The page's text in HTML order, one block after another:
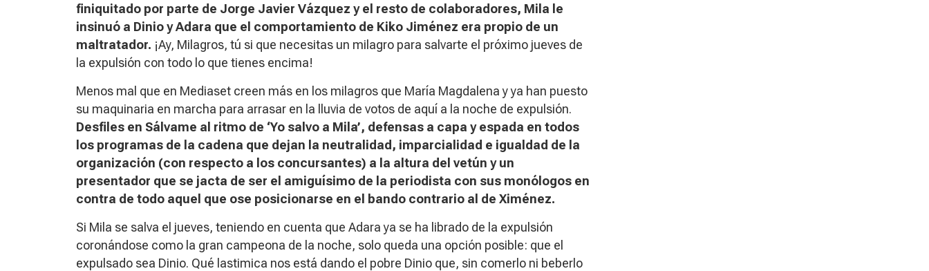
finiquitado por parte de Jorge Javier Vázquez y el resto de colaboradores, Mila le
insinuó a Dinio y Adara que el comportamiento de Kiko Jiménez era propio de un
maltratador. ¡Ay, Milagros, tú si que necesitas un milagro para salvarte el próximo jueves de
la expulsión con todo lo que tienes encima!
Menos mal que en Mediaset creen más en los milagros que María Magdalena y ya han puesto
su maquinaria en marcha para arrasar en la lluvia de votos de aquí a la noche de expulsión.
Desfiles en Sálvame al ritmo de ‘Yo salvo a Mila’, defensas a capa y espada en todos
los programas de la cadena que dejan la neutralidad, imparcialidad e igualdad de la
organización (con respecto a los concursantes) a la altura del vetún y un
presentador que se jacta de ser el amiguísimo de la periodista con sus monólogos en
contra de todo aquel que ose posicionarse en el bando contrario al de Ximénez.
Si Mila se salva el jueves, teniendo en cuenta que Adara ya se ha librado de la expulsión
coronándose como la gran campeona de la noche, solo queda una opción posible: que el
expulsado sea Dinio. Qué lastimica nos está dando el pobre Dinio que, sin comerlo ni beberlo